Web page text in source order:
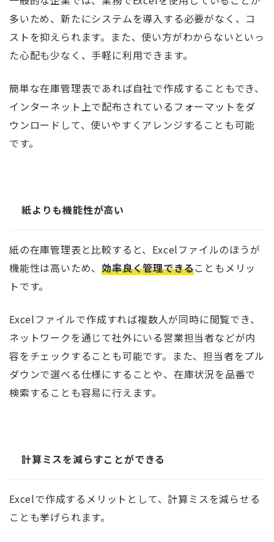
多いため、新たにシステムを導入する必要がなく、コ
ストを抑えられます。また、使い方がわからないといっ
た心配も少なく、手軽に利用できます。
簡単な在庫管理表であれば自社で作成することもでき、
インターネット上で配布されているフォーマットをダ
ウンロードして、使いやすくアレンジすることも可能
です。
紙よりも機能性が高い
紙の在庫管理表と比較すると、Excelファイルのほうが
機能性は高いため、効率良く管理できることもメリッ
トです。
Excelファイルで作成すれば複数人が同時に閲覧でき、
ネットワークを通じて社外にいる営業担当者などが内
容をチェックすることも可能です。また、担当者をプル
ダウンで選べる仕様にすることや、在庫状況を品番で
検索することも容易に行えます。
計算ミスを減らすことができる
Excelで作成するメリットとして、計算ミスを減らせる
ことも挙げられます。